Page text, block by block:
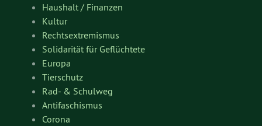
Haushalt / Finanzen
Kultur
Rechtsextremismus
Solidarität für Geflüchtete
Europa
Tierschutz
Rad- & Schulweg
Antifaschismus
Corona